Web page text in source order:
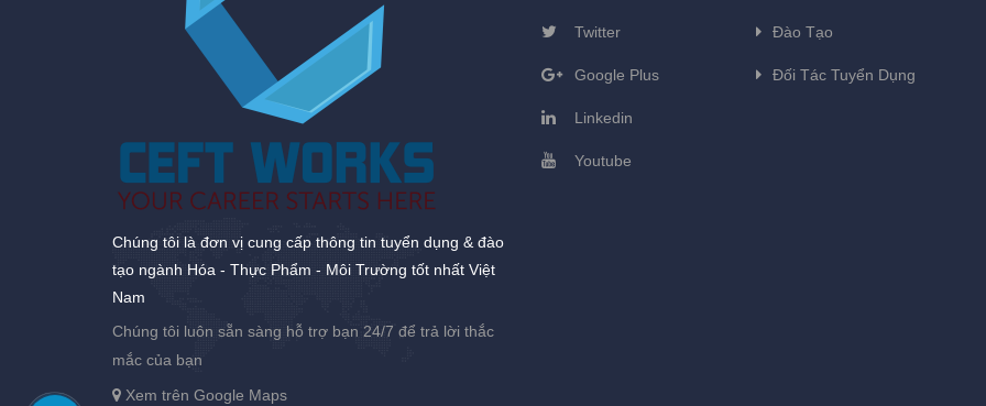
Chúng tôi là đơn vị cung cấp thông tin tuyển dụng & đào
tạo ngành Hóa - Thực Phẩm - Môi Trường tốt nhất Việt
Nam
Chúng tôi luôn sẵn sàng hỗ trợ bạn 24/7 để trả lời thắc
mắc của bạn
Xem trên Google Maps
Twitter
Google Plus
Linkedin
Youtube
Đào Tạo
Đối Tác Tuyển Dụng